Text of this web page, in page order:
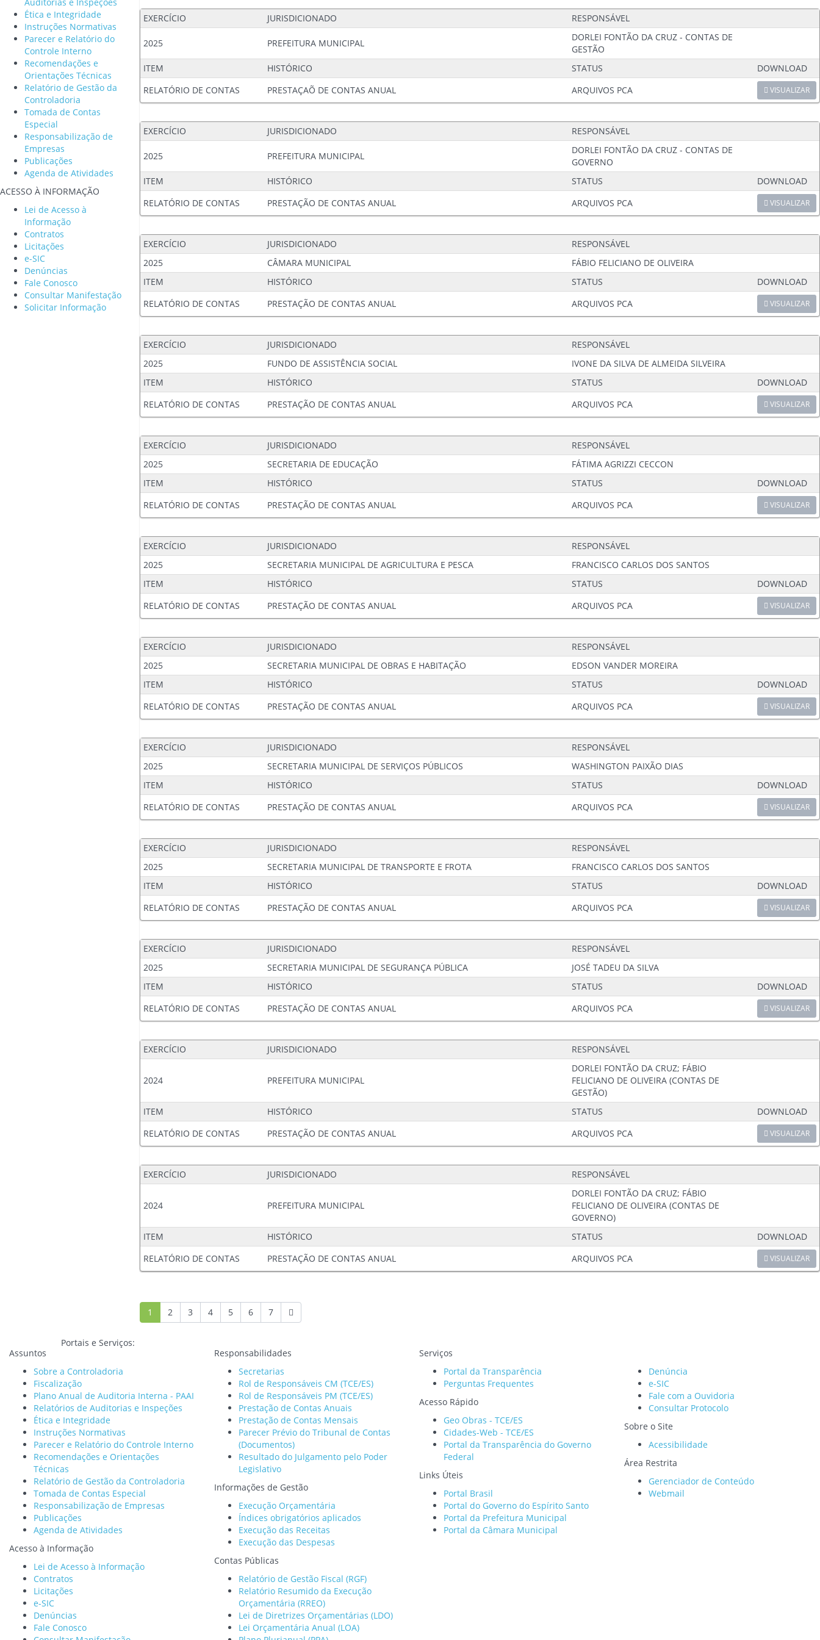
Ética e Integridade
Instruções Normativas
Parecer e Relatório do
Controle Interno
Recomendações e
Orientações Técnicas
Relatório de Gestão da
Controladoria
Tomada de Contas
Especial
Responsabilização de
Empresas
Publicações
Agenda de Atividades
ACESSO À INFORMAÇÃO
Lei de Acesso à
Informação
Contratos
Licitações
e-SIC
Denúncias
Fale Conosco
Consultar Manifestação
Solicitar Informação
EXERCÍCIO JURISDICIONADO RESPONSÁVEL
2025 PREFEITURA MUNICIPAL
DORLEI FONTÃO DA CRUZ - CONTAS DE
GESTÃO
ITEM
HISTÓRICO STATUS
DOWNLOAD
RELATÓRIO DE CONTAS
PRESTAÇAÕ DE CONTAS ANUAL ARQUIVOS PCA VISUALIZAR
EXERCÍCIO JURISDICIONADO RESPONSÁVEL
2025 PREFEITURA MUNICIPAL
DORLEI FONTÃO DA CRUZ - CONTAS DE
GOVERNO
ITEM
HISTÓRICO STATUS
DOWNLOAD
RELATÓRIO DE CONTAS
PRESTAÇÃO DE CONTAS ANUAL ARQUIVOS PCA VISUALIZAR
EXERCÍCIO JURISDICIONADO
RESPONSÁVEL
2025
CÂMARA MUNICIPAL
FÁBIO FELICIANO DE OLIVEIRA
ITEM
HISTÓRICO STATUS
DOWNLOAD
RELATÓRIO DE CONTAS
PRESTAÇÃO DE CONTAS ANUAL ARQUIVOS PCA VISUALIZAR
EXERCÍCIO JURISDICIONADO
RESPONSÁVEL
2025
FUNDO DE ASSISTÊNCIA SOCIAL
IVONE DA SILVA DE ALMEIDA SILVEIRA
ITEM
HISTÓRICO STATUS
DOWNLOAD
RELATÓRIO DE CONTAS
PRESTAÇÃO DE CONTAS ANUAL ARQUIVOS PCA VISUALIZAR
EXERCÍCIO JURISDICIONADO
RESPONSÁVEL
2025
SECRETARIA DE EDUCAÇÃO
FÁTIMA AGRIZZI CECCON
ITEM
HISTÓRICO STATUS
DOWNLOAD
RELATÓRIO DE CONTAS
PRESTAÇÃO DE CONTAS ANUAL ARQUIVOS PCA VISUALIZAR
EXERCÍCIO JURISDICIONADO
RESPONSÁVEL
2025
SECRETARIA MUNICIPAL DE AGRICULTURA E PESCA
FRANCISCO CARLOS DOS SANTOS
ITEM
HISTÓRICO STATUS
DOWNLOAD
RELATÓRIO DE CONTAS
PRESTAÇÃO DE CONTAS ANUAL ARQUIVOS PCA VISUALIZAR
EXERCÍCIO JURISDICIONADO
RESPONSÁVEL
2025
SECRETARIA MUNICIPAL DE OBRAS E HABITAÇÃO
EDSON VANDER MOREIRA
ITEM
HISTÓRICO STATUS
DOWNLOAD
RELATÓRIO DE CONTAS
PRESTAÇÃO DE CONTAS ANUAL ARQUIVOS PCA VISUALIZAR
EXERCÍCIO JURISDICIONADO
RESPONSÁVEL
2025
SECRETARIA MUNICIPAL DE SERVIÇOS PÚBLICOS
WASHINGTON PAIXÃO DIAS
ITEM
HISTÓRICO STATUS
DOWNLOAD
RELATÓRIO DE CONTAS
PRESTAÇÃO DE CONTAS ANUAL ARQUIVOS PCA VISUALIZAR
EXERCÍCIO JURISDICIONADO
RESPONSÁVEL
2025
SECRETARIA MUNICIPAL DE TRANSPORTE E FROTA
FRANCISCO CARLOS DOS SANTOS
ITEM
HISTÓRICO STATUS
DOWNLOAD
RELATÓRIO DE CONTAS
PRESTAÇÃO DE CONTAS ANUAL ARQUIVOS PCA VISUALIZAR
EXERCÍCIO JURISDICIONADO
RESPONSÁVEL
2025
SECRETARIA MUNICIPAL DE SEGURANÇA PÚBLICA
JOSÉ TADEU DA SILVA
ITEM
HISTÓRICO STATUS
DOWNLOAD
RELATÓRIO DE CONTAS
PRESTAÇÃO DE CONTAS ANUAL ARQUIVOS PCA VISUALIZAR
EXERCÍCIO JURISDICIONADO RESPONSÁVEL
2024 PREFEITURA MUNICIPAL
DORLEI FONTÃO DA CRUZ; FÁBIO
FELICIANO DE OLIVEIRA (CONTAS DE
GESTÃO)
ITEM
HISTÓRICO STATUS
DOWNLOAD
RELATÓRIO DE CONTAS
PRESTAÇÃO DE CONTAS ANUAL ARQUIVOS PCA VISUALIZAR
EXERCÍCIO JURISDICIONADO RESPONSÁVEL
2024 PREFEITURA MUNICIPAL
DORLEI FONTÃO DA CRUZ; FÁBIO
FELICIANO DE OLIVEIRA (CONTAS DE
GOVERNO)
ITEM
HISTÓRICO STATUS
DOWNLOAD
RELATÓRIO DE CONTAS
PRESTAÇÃO DE CONTAS ANUAL ARQUIVOS PCA VISUALIZAR
1 2 3 4 5 6 7
Portais e Serviços:
Assuntos
Sobre a Controladoria
Fiscalização
Plano Anual de Auditoria Interna - PAAI
Relatórios de Auditorias e Inspeções
Ética e Integridade
Instruções Normativas
Parecer e Relatório do Controle Interno
Recomendações e Orientações
Técnicas
Relatório de Gestão da Controladoria
Tomada de Contas Especial
Responsabilização de Empresas
Publicações
Agenda de Atividades
Acesso à Informação
Lei de Acesso à Informação
Contratos
Licitações
e-SIC
Denúncias
Fale Conosco
Responsabilidades
Secretarias
Rol de Responsáveis CM (TCE/ES)
Rol de Responsáveis PM (TCE/ES)
Prestação de Contas Anuais
Prestação de Contas Mensais
Parecer Prévio do Tribunal de Contas
(Documentos)
Resultado do Julgamento pelo Poder
Legislativo
Informações de Gestão
Execução Orçamentária
Índices obrigatórios aplicados
Execução das Receitas
Execução das Despesas
Contas Públicas
Relatório de Gestão Fiscal (RGF)
Relatório Resumido da Execução
Orçamentária (RREO)
Lei de Diretrizes Orçamentárias (LDO)
Lei Orçamentária Anual (LOA)
Serviços
Portal da Transparência
Perguntas Frequentes
Acesso Rápido
Geo Obras - TCE/ES
Cidades-Web - TCE/ES
Portal da Transparência do Governo
Federal
Links Úteis
Portal Brasil
Portal do Governo do Espírito Santo
Portal da Prefeitura Municipal
Portal da Câmara Municipal
Denúncia
e-SIC
Fale com a Ouvidoria
Consultar Protocolo
Sobre o Site
Acessibilidade
Área Restrita
Gerenciador de Conteúdo
Webmail